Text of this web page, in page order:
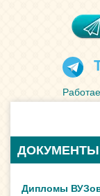
Дипломы